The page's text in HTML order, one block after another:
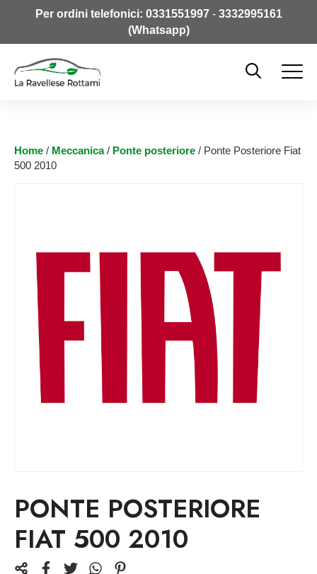
Per ordini telefonici: 0331551997- 3332995161
(Whatsapp)
Home / Meccanica/ Ponte posteriore / Ponte Posteriore Fiat
500 2010
PONTE POSTERIORE
FIAT 500 2010